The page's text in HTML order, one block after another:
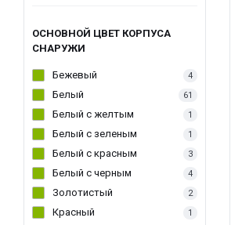
ОСНОВНОЙ ЦВЕТ КОРПУСА
СНАРУЖИ
Бежевый 4
Белый 61
Белый с желтым 1
Белый с зеленым 1
Белый с красным 3
Белый с черным 4
Золотистый 2
Красный 1